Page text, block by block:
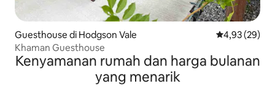
Guesthouse di Hodgson Vale Nilai rata-rata
4,93 (29)
Khaman Guesthouse
Kenyamanan rumah dan harga bulanan
yang menarik